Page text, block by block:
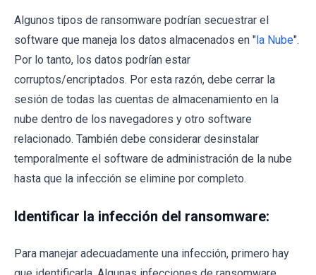
Algunos tipos de ransomware podrían secuestrar el
software que maneja los datos almacenados en " la Nube".
Por lo tanto, los datos podrían estar
corruptos/encriptados. Por esta razón, debe cerrar la
sesión de todas las cuentas de almacenamiento en la
nube dentro de los navegadores y otro software
relacionado. También debe considerar desinstalar
temporalmente el software de administración de la nube
hasta que la infección se elimine por completo.
Identificar la infección del ransomware:
Para manejar adecuadamente una infección, primero hay